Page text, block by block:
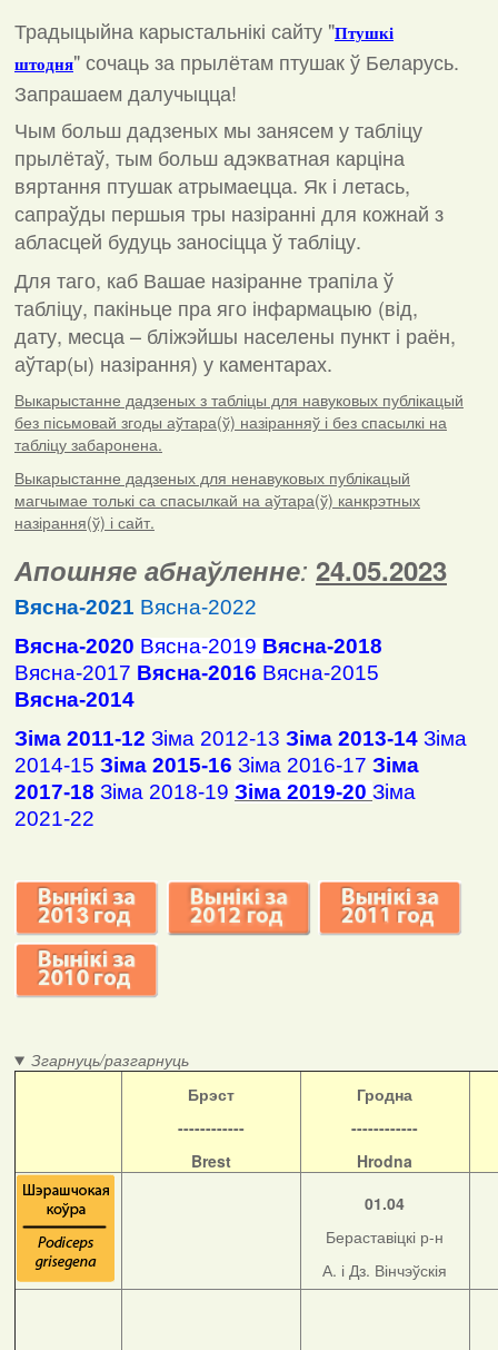
Традыцыйна карыстальнікі сайту "Птушкі
штодня"сочаць за прылётам птушак ў Беларусь.
Запрашаем далучыцца!
Чым больш дадзеных мы занясем у табліцу
прылётаў, тым больш адэкватная карціна
вяртання птушак атрымаецца. Як і летась,
сапраўды першыя тры назіранні для кожнай з
абласцей будуць заносіцца ў табліцу.
Для таго, каб Вашае назіранне трапіла ў
табліцу, пакіньце пра яго інфармацыю (від,
дату, месца – бліжэйшы населены пункт і раён,
аўтар(ы) назірання) у каментарах.
Выкарыстанне дадзеных з табліцы для навуковых публікацый
без пісьмовай згоды аўтара(ў) назіранняў і без спасылкі на
табліцу забаронена.
Выкарыстанне дадзеных для ненавуковых публікацый
магчымае толькі са спасылкай на аўтара(ў) канкрэтных
назірання(ў) і сайт.
Апошняе абнаўленне: 24.05.2023
Вясна-2021 Вясна-2022
Вясна-2020 Вясна-2019 Вясна-2018
Вясна-2017 Вясна-2016 Вясна-2015
Вясна-2014
Зіма 2011-12 Зіма 2012-13 Зіма 2013-14 Зіма
2014-15 Зіма 2015-16 Зіма 2016-17 Зіма
2017-18 Зіма 2018-19 Зіма 2019-20 Зіма
2021-22
Згарнуць/разгарнуць
Брэст
------------
Brest
Гродна
------------
Hrodna
01.04
Бераставіцкі р-н
А. і Дз. Вінчэўскія